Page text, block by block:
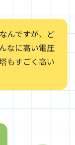
んですが、ど
なに高い電圧
もすごく高い